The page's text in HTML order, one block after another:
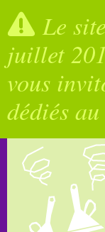
Le
juillet
vous
dédiés